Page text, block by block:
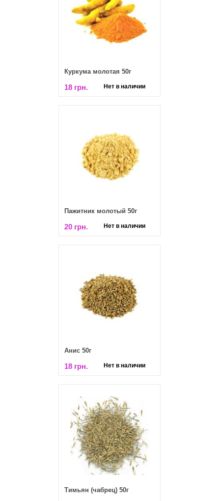
Куркума молотая 50г
18 грн. Нет в наличии
Пажитник молотый 50г
20 грн. Нет в наличии
Анис 50г
18 грн. Нет в наличии
Тимьян (чабрец) 50г